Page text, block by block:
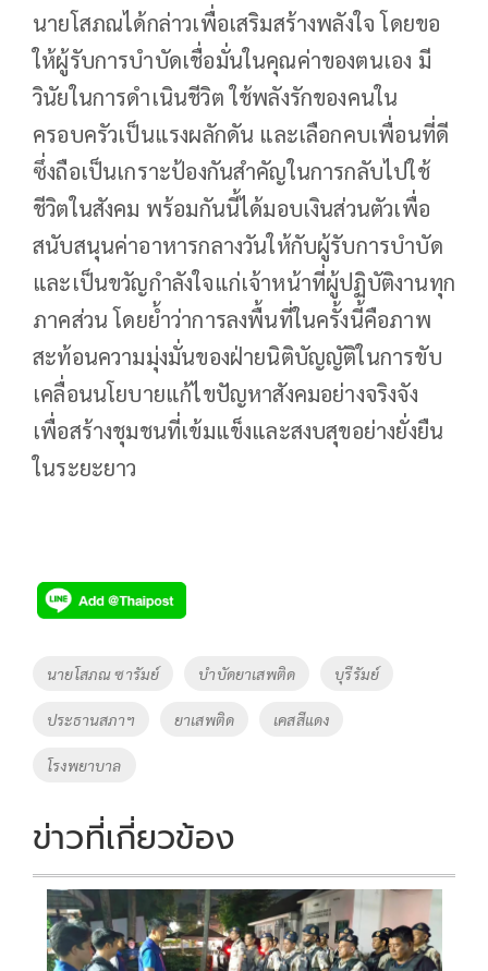
นายโสภณได้กล่าวเพื่อเสริมสร้างพลังใจ โดยขอ
ให้ผู้รับการบำบัดเชื่อมั่นในคุณค่าของตนเอง มี
วินัยในการดำเนินชีวิต ใช้พลังรักของคนใน
ครอบครัวเป็นแรงผลักดัน และเลือกคบเพื่อนที่ดี
ซึ่งถือเป็นเกราะป้องกันสำคัญในการกลับไปใช้
ชีวิตในสังคม พร้อมกันนี้ได้มอบเงินส่วนตัวเพื่อ
สนับสนุนค่าอาหารกลางวันให้กับผู้รับการบำบัด
และเป็นขวัญกำลังใจแก่เจ้าหน้าที่ผู้ปฏิบัติงานทุก
ภาคส่วน โดยย้ำว่าการลงพื้นที่ในครั้งนี้คือภาพ
สะท้อนความมุ่งมั่นของฝ่ายนิติบัญญัติในการขับ
เคลื่อนนโยบายแก้ไขปัญหาสังคมอย่างจริงจัง
เพื่อสร้างชุมชนที่เข้มแข็งและสงบสุขอย่างยั่งยืน
ในระยะยาว
Tags
นายโสภณ ซารัมย์ บำบัดยาเสพติด บุรีรัมย์
ประธานสภาฯ ยาเสพติด เคสสีแดง
โรงพยาบาล
ข่าวที่เกี่ยวข้อง